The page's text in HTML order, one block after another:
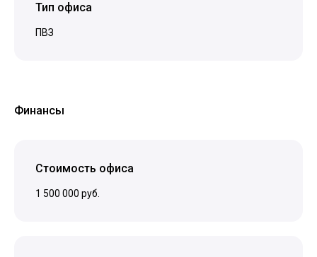
Тип офиса
ПВЗ
Финансы
Стоимость офиса
1 500 000 руб.